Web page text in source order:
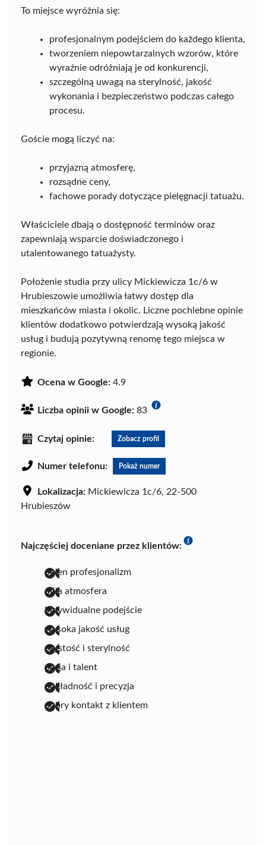
To miejsce wyróżnia się:
profesjonalnym podejściem do każdego klienta,
tworzeniem niepowtarzalnych wzorów, które
wyraźnie odróżniają je od konkurencji,
szczególną uwagą na sterylność, jakość
wykonania i bezpieczeństwo podczas całego
procesu.
Goście mogą liczyć na:
przyjazną atmosferę,
rozsądne ceny,
fachowe porady dotyczące pielęgnacji tatuażu.
Właściciele dbają o dostępność terminów oraz
zapewniają wsparcie doświadczonego i
utalentowanego tatuażysty.
Położenie studia przy ulicy Mickiewicza 1c/6 w
Hrubieszowie umożliwia łatwy dostęp dla
mieszkańców miasta i okolic. Liczne pochlebne opinie
klientów dodatkowo potwierdzają wysoką jakość
usług i budują pozytywną renomę tego miejsca w
regionie.
Ocena w Google: 4.9
Liczba opinii w Google: 83
Czytaj opinie: Zobacz profil
Numer telefonu: Pokaż numer
Lokalizacja: Mickiewicza 1c/6, 22-500
Hrubieszów
Najczęściej doceniane przez klientów:
pełen profesjonalizm
miła atmosfera
indywidualne podejście
wysoka jakość usług
czystość i sterylność
pasja i talent
dokładność i precyzja
dobry kontakt z klientem